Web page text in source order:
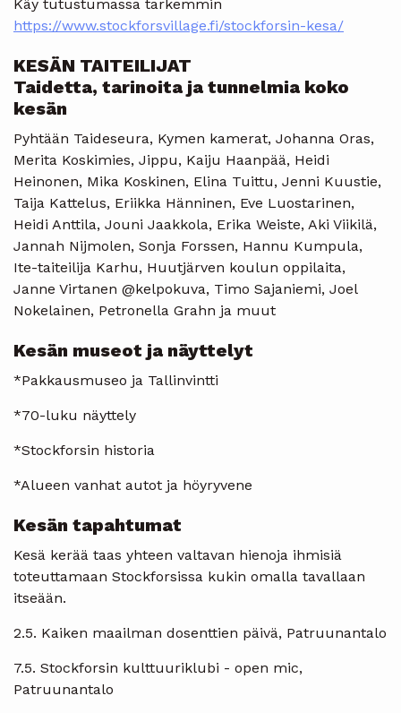
Käy tutustumassa tarkemmin
https://www.stockforsvillage.fi/stockforsin-kesa/
KESÄN TAITEILIJAT
Taidetta, tarinoita ja tunnelmia koko
kesän
Pyhtään Taideseura, Kymen kamerat, Johanna Oras,
Merita Koskimies, Jippu, Kaiju Haanpää, Heidi
Heinonen, Mika Koskinen, Elina Tuittu, Jenni Kuustie,
Taija Kattelus, Eriikka Hänninen, Eve Luostarinen,
Heidi Anttila, Jouni Jaakkola, Erika Weiste, Aki Viikilä,
Jannah Nijmolen, Sonja Forssen, Hannu Kumpula,
Ite-taiteilija Karhu, Huutjärven koulun oppilaita,
Janne Virtanen @kelpokuva, Timo Sajaniemi, Joel
Nokelainen, Petronella Grahn ja muut
Kesän museot ja näyttelyt
*Pakkausmuseo ja Tallinvintti
*70-luku näyttely
*Stockforsin historia
*Alueen vanhat autot ja höyryvene
Kesän tapahtumat
Kesä kerää taas yhteen valtavan hienoja ihmisiä
toteuttamaan Stockforsissa kukin omalla tavallaan
itseään.
2.5. Kaiken maailman dosenttien päivä, Patruunantalo
7.5. Stockforsin kulttuuriklubi - open mic,
Patruunantalo